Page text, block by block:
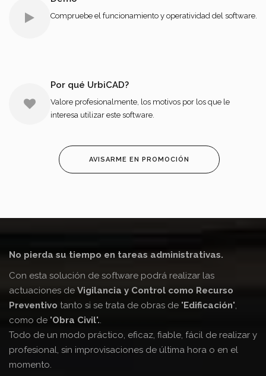
Compruebe el funcionamiento y operatividad del software.
Por qué UrbiCAD?
Valore profesionalmente, los motivos por los que le
interesa utilizar este software.
AVISARME EN PROMOCIÓN
No pierda su tiempo en tareas administrativas.
Con esta solución de software podrá realizar las
actuaciones de Vigilancia y Control como Recurso
Preventivo tanto si se trata de obras de 'Edificación'
como de 'Obra Civil'.
Todo de un modo práctico, eficaz, fiable, fácil de realizar y
profesional, sin improvisaciones de última hora o en el
momento.